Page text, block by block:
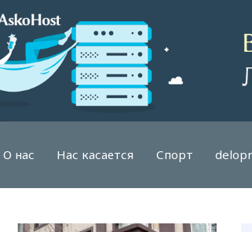
О нас Нас касается Спорт delopr